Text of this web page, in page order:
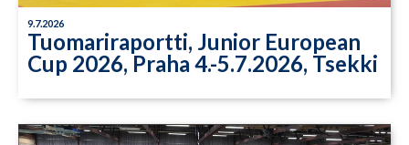
9.7.2026
Tuomariraportti, Junior European
Cup 2026, Praha 4.-5.7.2026, Tsekki